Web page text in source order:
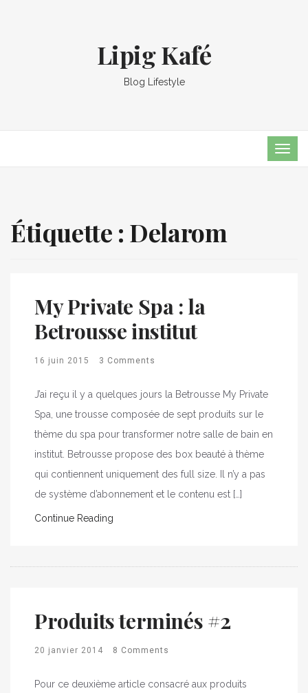
Lipig Kafé
Blog Lifestyle
Étiquette : Delarom
My Private Spa : la
Betrousse institut
16 juin 2015 3 Comments
J’ai reçu il y a quelques jours la Betrousse My Private
Spa, une trousse composée de sept produits sur le
thème du spa pour transformer notre salle de bain en
institut. Betrousse propose des box beauté à thème
qui contiennent uniquement des full size. Il n’y a pas
de système d’abonnement et le contenu est […]
Continue Reading
Produits terminés #2
20 janvier 2014 8 Comments
Pour ce deuxième article consacré aux produits